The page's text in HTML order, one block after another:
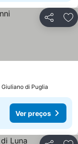
Partilhar
di Puglia
Ver preços